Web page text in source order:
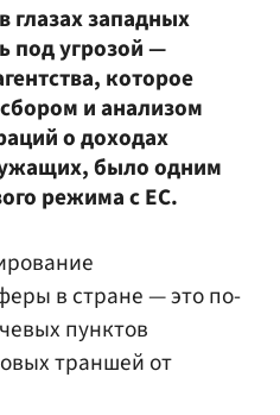
глазах западных
под угрозой —
которое
и анализом
о доходах
было одним
режима с ЕС.
в стране — это по-
пунктов
траншей от